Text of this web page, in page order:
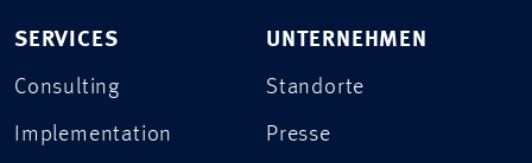
SERVICES
Consulting
Implementation
UNTERNEHMEN
Standorte
Presse